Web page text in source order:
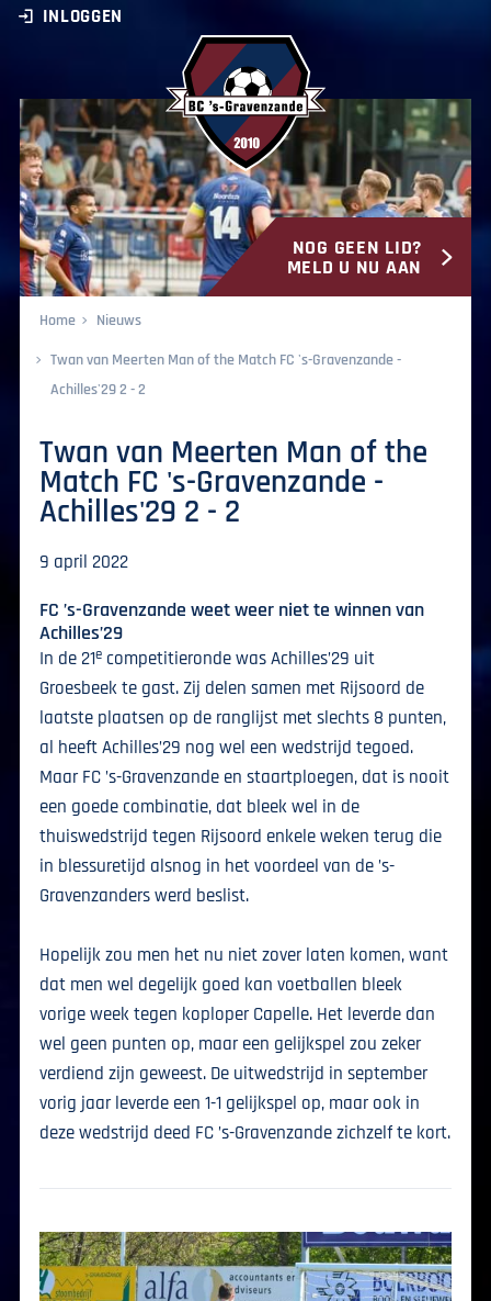
BC ‘s-Gravenzande
INLOGGEN
NOG GEEN LID?
MELD U NU AAN
Home
Nieuws
Twan van Meerten Man of the Match FC 's-Gravenzande -
Achilles'29 2 - 2
Twan van Meerten Man of the
Match FC 's-Gravenzande -
Achilles'29 2 - 2
9 april 2022
FC ’s-Gravenzande weet weer niet te winnen van
Achilles’29
In de 21e competitieronde was Achilles’29 uit
Groesbeek te gast. Zij delen samen met Rijsoord de
laatste plaatsen op de ranglijst met slechts 8 punten,
al heeft Achilles’29 nog wel een wedstrijd tegoed.
Maar FC ’s-Gravenzande en staartploegen, dat is nooit
een goede combinatie, dat bleek wel in de
thuiswedstrijd tegen Rijsoord enkele weken terug die
in blessuretijd alsnog in het voordeel van de ’s-
Gravenzanders werd beslist.
Hopelijk zou men het nu niet zover laten komen, want
dat men wel degelijk goed kan voetballen bleek
vorige week tegen koploper Capelle. Het leverde dan
wel geen punten op, maar een gelijkspel zou zeker
verdiend zijn geweest. De uitwedstrijd in september
vorig jaar leverde een 1-1 gelijkspel op, maar ook in
deze wedstrijd deed FC ’s-Gravenzande zichzelf te kort.